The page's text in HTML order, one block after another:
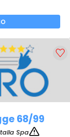
68/99
Spa